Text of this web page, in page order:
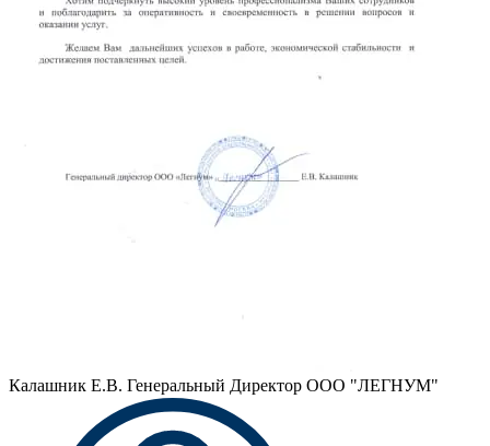
Калашник Е.В. Генеральный Директор ООО "ЛЕГНУМ"